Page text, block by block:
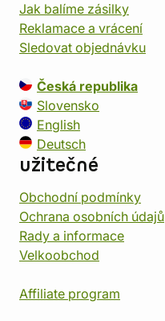
Jak balíme zásilky
Reklamace a vrácení
Sledovat objednávku
Česká republika
Slovensko
English
Deutsch
užitečné
Obchodní podmínky
Ochrana osobních údajů
Rady a informace
Velkoobchod
Affiliate program